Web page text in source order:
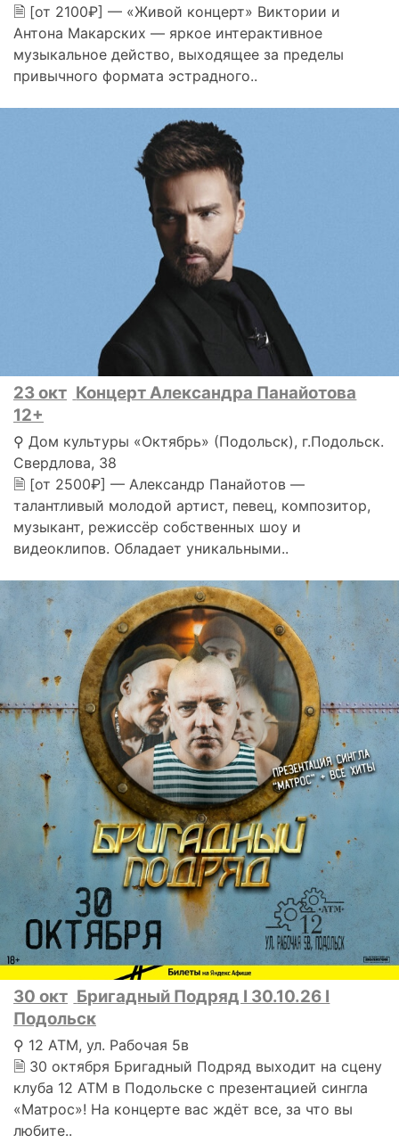
🗎 [от 2100₽] — «Живой концерт» Виктории и
Антона Макарских — яркое интерактивное
музыкальное действо, выходящее за пределы
привычного формата эстрадного..
23 окт Концерт Александра Панайотова
12+
⚲ Дом культуры «Октябрь» (Подольск), г.Подольск.
Свердлова, 38
🗎 [от 2500₽] — Александр Панайотов —
талантливый молодой артист, певец, композитор,
музыкант, режиссёр собственных шоу и
видеоклипов. Обладает уникальными..
30 окт Бригадный Подряд I 30.10.26 I
Подольск
⚲ 12 АТМ, ул. Рабочая 5в
🗎 30 октября Бригадный Подряд выходит на сцену
клуба 12 АТМ в Подольске с презентацией сингла
«Матрос»! На концерте вас ждёт все, за что вы
любите..